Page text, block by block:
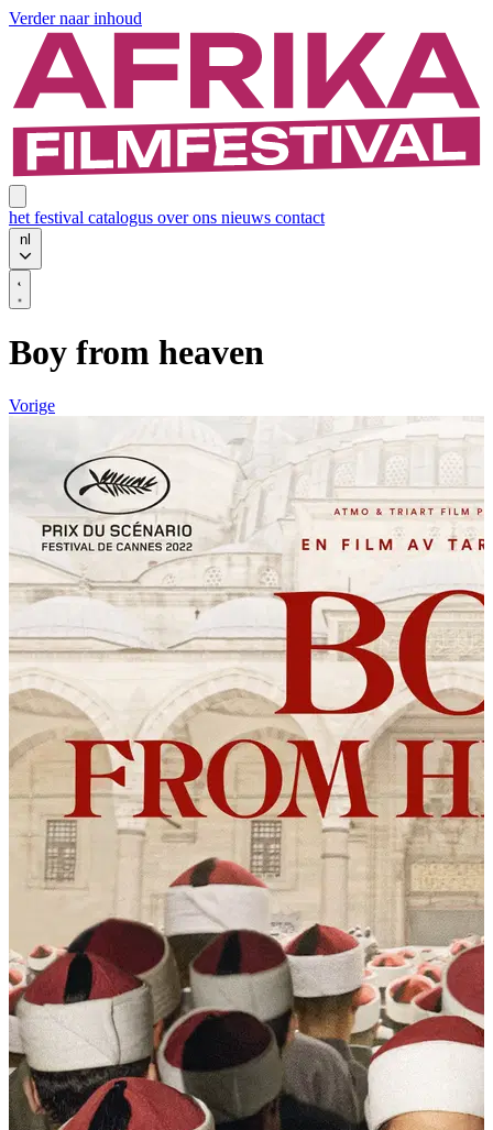
Verder naar inhoud
het festival catalogus over ons nieuws contact
nl
Boy from heaven
Vorige